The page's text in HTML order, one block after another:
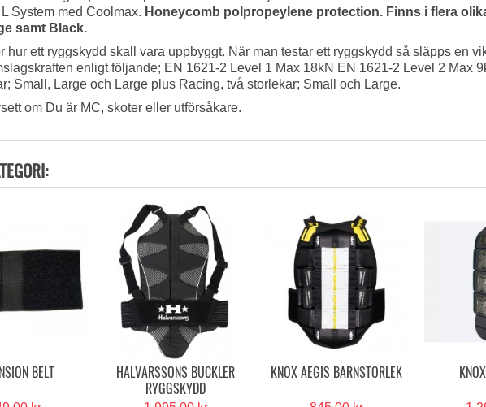
System med Coolmax. Honeycomb polpropeylene protection. Finns i flera
samt Black.
hur ett ryggskydd skall vara uppbyggt. När man testar ett ryggskydd så släpps en
enligt följande; EN 1621-2 Level 1 Max 18kN EN 1621-2 Level 2 Max
Small, Large och Large plus Racing, två storlekar; Small och Large.
om Du är MC, skoter eller utförsåkare.
BELT
HALVARSSONS BUCKLER
RYGGSKYDD
KNOX AEGIS BARNSTORLEK